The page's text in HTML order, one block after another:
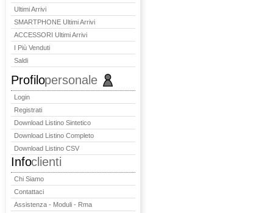
Ultimi Arrivi
SMARTPHONE Ultimi Arrivi
ACCESSORI Ultimi Arrivi
I Più Venduti
Saldi
Profilopersonale
Login
Registrati
Download Listino Sintetico
Download Listino Completo
Download Listino CSV
Infoclienti
Chi Siamo
Contattaci
Assistenza - Moduli - Rma